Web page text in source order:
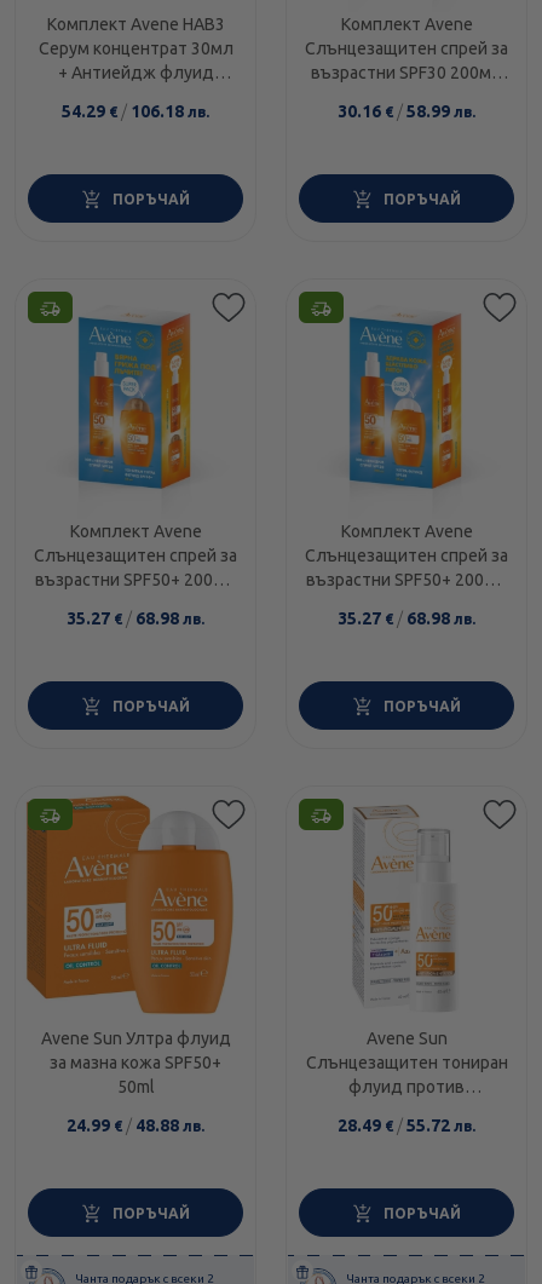
Комплект Avene HAB3
Серум концентрат 30мл
+ Антиейдж флуид
54.29 € / 106.18 лв.
ПОРЪЧАЙ
Комплект Avene
Слънцезащитен спрей за
възрастни SPF30 200мл
200мл
30.16 € /58.99 лв.
ПОРЪЧАЙ
Комплект Avene
Слънцезащитен спрей за
възрастни SPF50+ 200мл
SPF50+ 50мл
35.27 € / 68.98 лв.
ПОРЪЧАЙ
Комплект Avene
Слънцезащитен спрей за
възрастни SPF50+ 200мл
SPF50+ 50мл
35.27 € / 68.98 лв.
ПОРЪЧАЙ
Avene Sun Ултра флуид
за мазна кожа SPF50+
50ml
24.99 € / 48.88 лв.
ПОРЪЧАЙ
Чанта подарък с всеки 2
Avene Sun
Слънцезащитен тониран
флуид против
40мл
28.49 € /55.72 лв.
ПОРЪЧАЙ
Чанта подарък с всеки 2